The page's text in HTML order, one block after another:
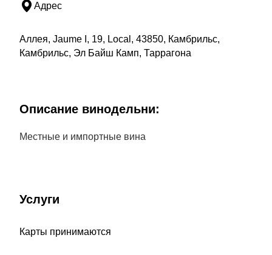
Адрес
Аллея, Jaume I, 19, Local, 43850, Камбрильс,
Камбрильс, Эл Байш Камп, Таррагона
Описание винодельни:
Местные и импортные вина
Услуги
Карты принимаются